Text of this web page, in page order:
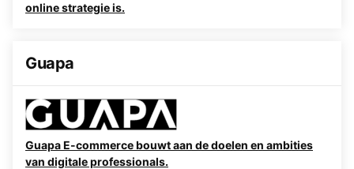
online strategie is.
Guapa
Guapa E-commerce bouwt aan de doelen en ambities
van digitale professionals.